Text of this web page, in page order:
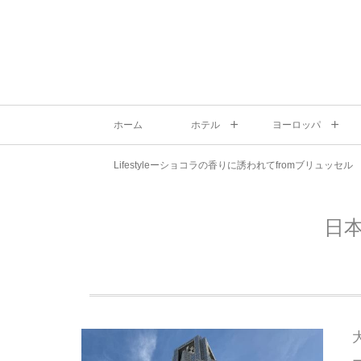
ホーム ホテル ヨーロッパ
Lifestyleーショコラの香りに誘われてfromブリュッセル
日